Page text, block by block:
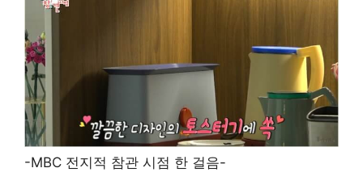
-MBC 전지적 참관 시점 한 걸음-